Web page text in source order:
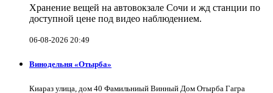
Хранение вещей на автовокзале Сочи и жд станции по
доступной цене под видео наблюдением.
06-08-2026 20:49
Винодельня «Отырба»
Киараз улица, дом 40 Фамильниый Винный Дом Отырба Гагра